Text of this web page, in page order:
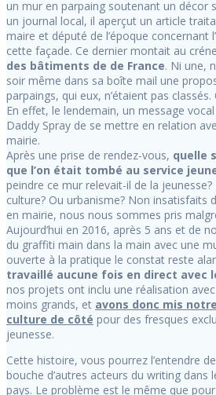
un mur en parpaing soutenant un décor
un journal local, il aperçut un article
maire et député de l’époque concernant
cette façade. Ce dernier montait au
des bâtiments de de France. Ni une,
soir même dans sa boîte mail une
parpaings, qui eux, n’étaient pas
En effet, le lendemain, un message
Daddy Spray de se mettre en relation
mairie.
Après une prise de rendez-vous, quelle
que l’on était tombé au service
peindre ce mur relevait-il de la
culture? Ou urbanisme? Non insatisfaits
en mairie, nous nous sommes pris
Aujourd’hui en 2016, après 5 ans et de
du graffiti main dans la main avec une
ouverte à la pratique le constat reste
travaillé aucune fois en direct avec
nos projets ont inclu une réalisation
moins grands, et avons donc mis
culture de côté pour des fresques
jeunesse.
Cette histoire, vous pourrez l’entendre
bouche d’autres acteurs du writing dans
pays. Le problème est le même que